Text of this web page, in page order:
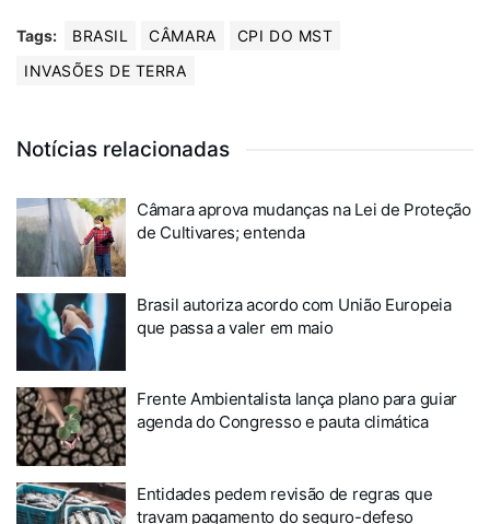
Tags: BRASIL CÂMARA
CPI DO MST
INVASÕES DE TERRA
Notícias relacionadas
Câmara aprova mudanças na Lei de Proteção
de Cultivares; entenda
Brasil autoriza acordo com União Europeia
que passa a valer em maio
Frente Ambientalista lança plano para guiar
agenda do Congresso e pauta climática
Entidades pedem revisão de regras que
travam pagamento do seguro-defeso